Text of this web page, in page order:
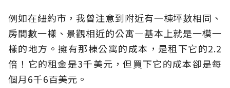
例如在紐約市，我曾注意到附近有一棟坪數相同、
房間數一樣、景觀相近的公寓—基本上就是一模一
樣的地方。擁有那棟公寓的成本，是租下它的2.2
倍！它的租金是3千美元，但買下它的成本卻是每
個月6千6百美元。